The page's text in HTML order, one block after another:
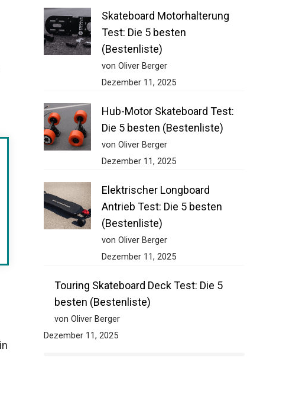
Skateboard Motorhalterung
Test: Die 5 besten
(Bestenliste)
von Oliver Berger
Dezember 11, 2025
Hub-Motor Skateboard Test:
Die 5 besten (Bestenliste)
von Oliver Berger
Dezember 11, 2025
Elektrischer Longboard
Antrieb Test: Die 5 besten
(Bestenliste)
von Oliver Berger
Dezember 11, 2025
Touring Skateboard Deck Test: Die 5
besten (Bestenliste)
von Oliver Berger
Dezember 11, 2025